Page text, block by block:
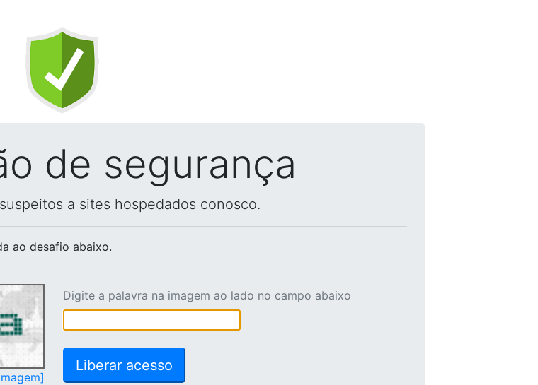
de segurança
a sites hospedados conosco.
ao desafio abaixo.
Digite a palavra na imagem ao lado no campo abaixo